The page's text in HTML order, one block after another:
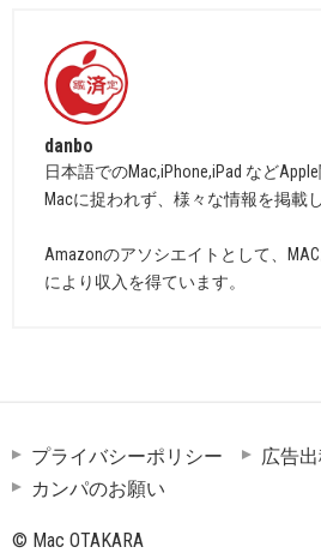
danbo
日本語でのMac,iPhone,iPad など
Macに捉われず、様々な情報を掲載
Amazonのアソシエイトとして、
により収入を得ています。
プライバシーポリシー
広告
カンパのお願い
© Mac OTAKARA